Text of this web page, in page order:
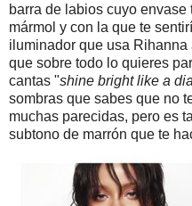
barra de labios cuyo
mármol y con la que te
iluminador que usa
que sobre todo lo quieres
cantas "shine bright like a
sombras que sabes que no
muchas parecidas, pero es
subtono de marrón que te